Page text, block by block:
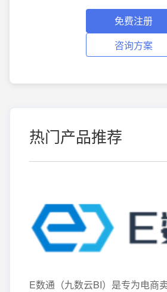
免费注册
咨询方案
热门产品推荐
E数通（九数云BI）是专为电商